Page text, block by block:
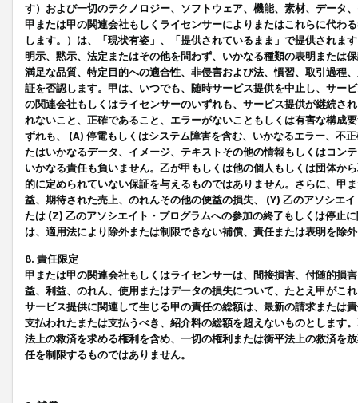
す）および一切のテクノロジー、ソフトウェア、機能、素材、データ
甲または甲の関連会社もしくライセンサーによりまたはこれらに代わ
します。）は、「現状有姿」、「提供されているまま」で提供されま
明示、黙示、法定またはその他を問わず、いかなる種類の表明または
満足な品質、特定目的への適合性、非侵害および法、慣習、取引過程
証を否認します。甲は、いつでも、随時サービス提供を中止し、サー
の関連会社もしくはライセンサーのいずれも、サービス提供が継続さ
れないこと、正確であること、エラーがないこともしくは有害な構成
ずれも、 (A) 停電もしくはシステム障害を含む、いかなるエラー、不
たはいかなるデータ、イメージ、テキストその他の情報もしくはコン
いかなる責任も負いません。乙が甲もしくは他の個人もしくは団体か
的に定められていない保証を与えるものではありません。さらに、甲
益、期待された売上、のれんその他の便益の損失、 (Y) 乙のアソシエ
たは (Z) 乙のアソシエイト・プログラムへの参加の終了もしくは停止
は、適用法により除外または制限できない補償、責任または表明を除
8. 責任限定
甲または甲の関連会社もしくはライセンサーは、間接損害、付随的損
益、利益、のれん、使用またはデータの損失について、たとえ甲がこ
サービス提供に関連して生じる甲の責任の総額は、最新の請求または
支払われたまたは支払うべき、紹介料の総額を超えないものとします
法上の救済を求める権利を含め、一切の権利または衡平法上の救済を
任を制限するものではありません。